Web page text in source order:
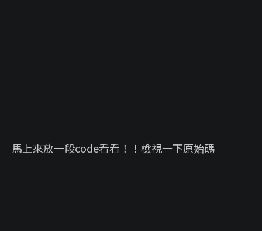
馬上來放一段code看看！！檢視一下原始碼